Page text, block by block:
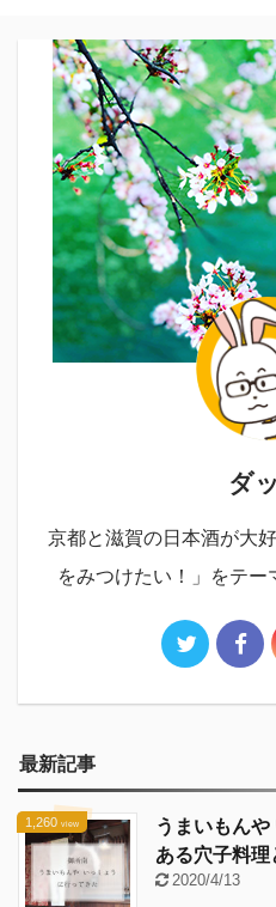
ダ
京都と滋賀の日本酒が大
をみつけたい！」をテー
最新記事
1,260 view
うまいもん
ある穴子料
2020/4/13